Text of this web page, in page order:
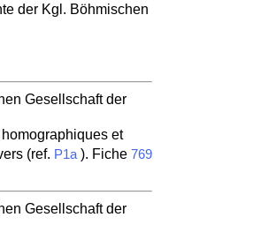
der Kgl. Böhmischen
Gesellschaft der
et
(ref. P1a). Fiche 769
Gesellschaft der